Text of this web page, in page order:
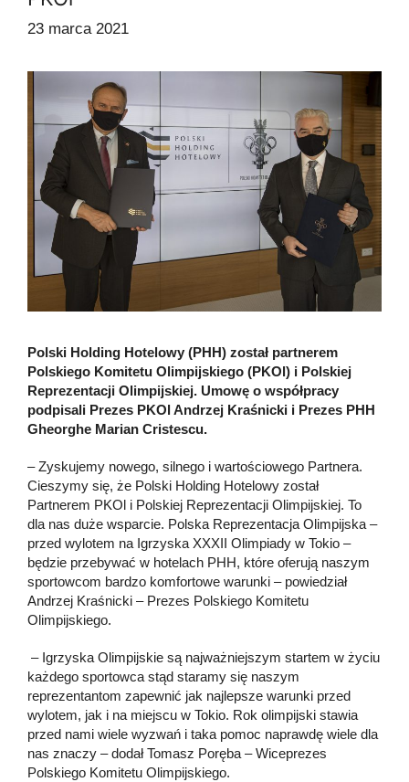
23 marca 2021
Polski Holding Hotelowy (PHH) został partnerem
Polskiego Komitetu Olimpijskiego (PKOl) i Polskiej
Reprezentacji Olimpijskiej. Umowę o współpracy
podpisali Prezes PKOl Andrzej Kraśnicki i Prezes PHH
Gheorghe Marian Cristescu.
– Zyskujemy nowego, silnego i wartościowego Partnera.
Cieszymy się, że Polski Holding Hotelowy został
Partnerem PKOl i Polskiej Reprezentacji Olimpijskiej. To
dla nas duże wsparcie. Polska Reprezentacja Olimpijska –
przed wylotem na Igrzyska XXXII Olimpiady w Tokio –
będzie przebywać w hotelach PHH, które oferują naszym
sportowcom bardzo komfortowe warunki – powiedział
Andrzej Kraśnicki – Prezes Polskiego Komitetu
Olimpijskiego.
– Igrzyska Olimpijskie są najważniejszym startem w życiu
każdego sportowca stąd staramy się naszym
reprezentantom zapewnić jak najlepsze warunki przed
wylotem, jak i na miejscu w Tokio. Rok olimpijski stawia
przed nami wiele wyzwań i taka pomoc naprawdę wiele dla
nas znaczy – dodał Tomasz Poręba – Wiceprezes
Polskiego Komitetu Olimpijskiego.